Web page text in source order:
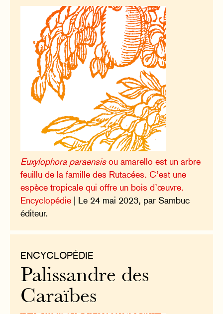
Euxylophora paraensisou amarello est un arbre
feuillu de la famille des Rutacées. C’est une
espèce tropicale qui offre un bois d’œuvre.
Encyclopédie | Le 24 mai 2023, par Sambuc
éditeur.
ENCYCLOPÉDIE
Palissandre des
Caraïbes